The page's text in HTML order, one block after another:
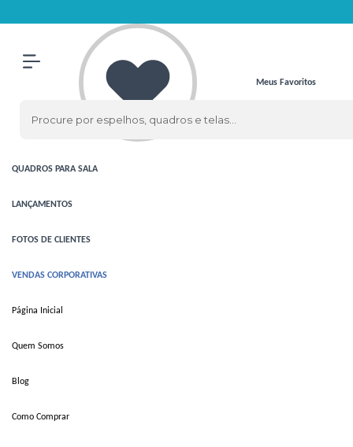
ESPELHOS CLÁSSICOS
COM LED
QUADROS PARA SALA
LANÇAMENTOS
FOTOS DE CLIENTES
VENDAS CORPORATIVAS
Página Inicial
Quem Somos
Blog
Como Comprar
Meus Favoritos